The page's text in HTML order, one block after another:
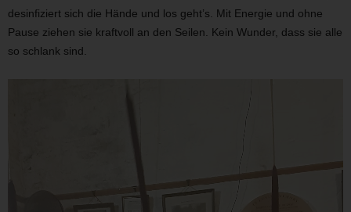
desinfiziert sich die Hände und los geht’s. Mit Energie und ohne
Pause ziehen sie kraftvoll an den Seilen. Kein Wunder, dass sie alle
so schlank sind.